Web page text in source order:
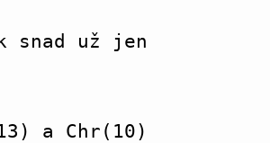
snad už jen
a Chr(10)